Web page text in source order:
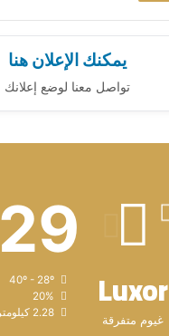
يمكنك الإعلان هنا
تواصل معنا لوضع إعلانك
Luxor
غيوم متفرقة
29
20%
2.28 كيلومتر/ساعة